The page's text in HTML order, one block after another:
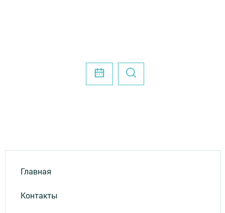
Главная
Контакты